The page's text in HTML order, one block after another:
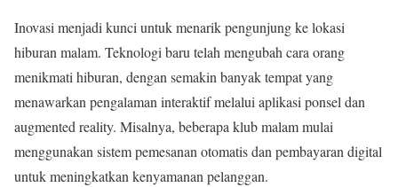
Inovasi menjadi kunci untuk menarik pengunjung ke lokasi
hiburan malam. Teknologi baru telah mengubah cara orang
menikmati hiburan, dengan semakin banyak tempat yang
menawarkan pengalaman interaktif melalui aplikasi ponsel dan
augmented reality. Misalnya, beberapa klub malam mulai
menggunakan sistem pemesanan otomatis dan pembayaran digital
untuk meningkatkan kenyamanan pelanggan.